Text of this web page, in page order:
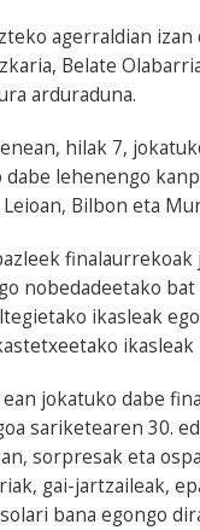
agerraldian izan
Belate
arduraduna.
hilak 7,
lehenengo
Bilbon eta
nobedadeetako
ikasleak
jokatuko dabe
sariketearen 30.
sorpresak eta
gai-jartzaileak,
bana egongo